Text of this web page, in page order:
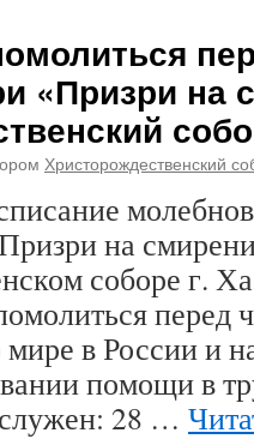
«Призри на
Христорождественский
на
соборе г.
перед
в России и
помощи в
28 …